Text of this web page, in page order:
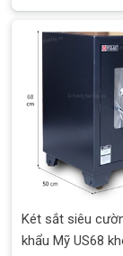
Két sắt siêu
khẩu Mỹ US68